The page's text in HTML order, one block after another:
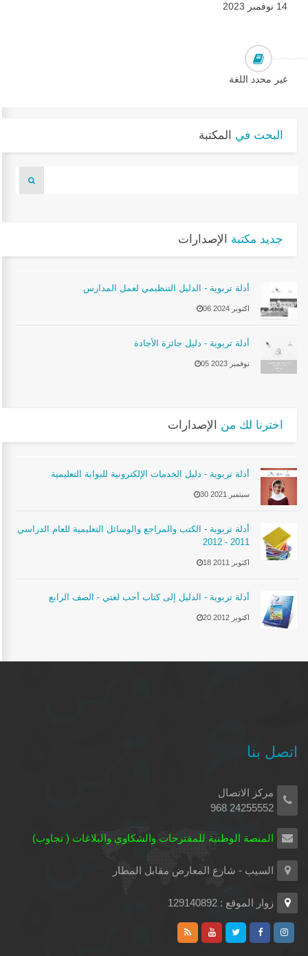
14 نوفمبر 2023
غير محدد اللغة
البحث في المكتبة
جديد مكتبة الإصدارات
أدلة تربوية - الدليل التنظيمي لعمل المدارس
06 اكتوبر 2024
أدلة تربوية - دليل جائزة الأجادة
05 نوفمبر 2023
اخترنا لك من الإصدارات
أدلة تربوية - دليل الخدمات الإلكترونية للبوابة التعليمية
30 سبتمبر 2021
أدلة تربوية - الكتب والمراجع والوسائل التعليمية للعام الدراسي
2011 - 2012
18 اكتوبر 2011
أدلة تربوية - الدليل إلى كتاب أحب لغتي - الصف الرابع
20 اكتوبر 2012
اتصل بنا
مركز الاتصال
24255552 968
المنصة الوطنية للمقترحات والشكاوي والبلاغات ( تجاوب)
السيب - شارع المعارض مقابل المطار
زوار الموقع : 129140892